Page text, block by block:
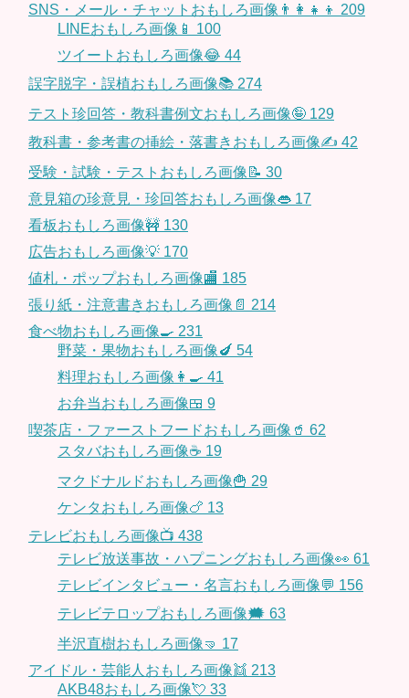
SNS・メール・チャットおもしろ画像👨‍👩‍👧‍👦 209
LINEおもしろ画像📱 100
ツイートおもしろ画像😂 44
誤字脱字・誤植おもしろ画像📚 274
テスト珍回答・教科書例文おもしろ画像🤪 129
教科書・参考書の挿絵・落書きおもしろ画像✍️ 42
受験・試験・テストおもしろ画像📝 30
意見箱の珍意見・珍回答おもしろ画像👄 17
看板おもしろ画像🚧 130
広告おもしろ画像💡 170
値札・ポップおもしろ画像🏬 185
張り紙・注意書きおもしろ画像📄 214
食べ物おもしろ画像🍳 231
野菜・果物おもしろ画像🍆 54
料理おもしろ画像👩‍🍳 41
お弁当おもしろ画像🍱 9
喫茶店・ファーストフードおもしろ画像🥤 62
スタバおもしろ画像☕️ 19
マクドナルドおもしろ画像🍟 29
ケンタおもしろ画像🍗 13
テレビおもしろ画像📺 438
テレビ放送事故・ハプニングおもしろ画像👀 61
テレビインタビュー・名言おもしろ画像💬 156
テレビテロップおもしろ画像🗯 63
半沢直樹おもしろ画像🤜 17
アイドル・芸能人おもしろ画像👯 213
AKB48おもしろ画像💘 33